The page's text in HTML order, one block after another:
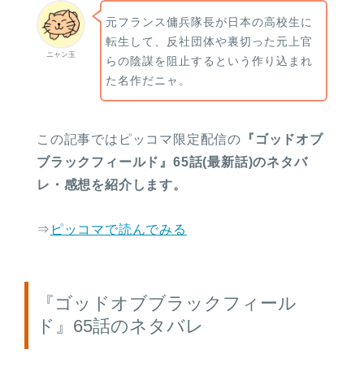
ニャン玉
元フランス傭兵隊長が日本の高校生に
転生して、反社団体や裏切った元上官
らの陰謀を阻止するという作り込まれ
た名作だニャ。
この記事ではピッコマ限定配信の 『ゴッドオブ
ブラックフィールド』65話(最新話)のネタバ
レ・感想を紹介します。
⇒ ピッコマで読んでみる
『ゴッドオブブラックフィール
ド』65話のネタバレ